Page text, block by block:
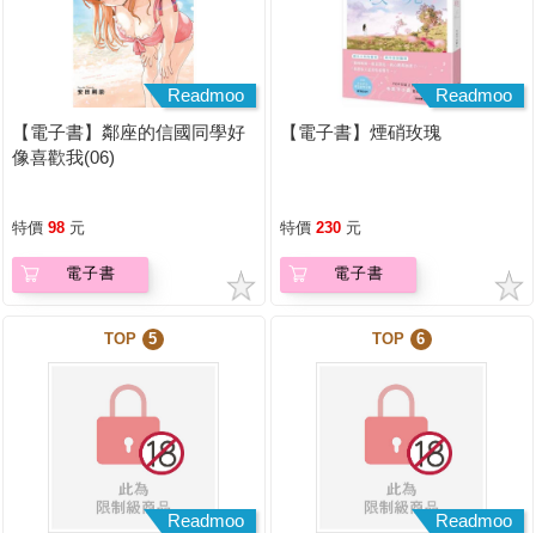
Readmoo
【電子書】鄰座的信國同學好
像喜歡我(06)
特價 98 元
電子書
Readmoo
【電子書】煙硝玫瑰
特價 230 元
電子書
TOP 5
Readmoo
TOP 6
Readmoo